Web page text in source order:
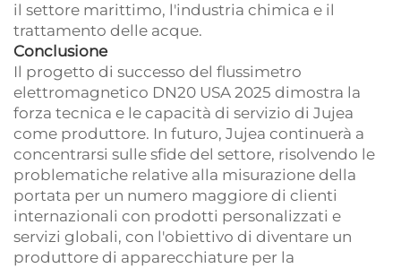
il settore marittimo, l'industria chimica e il
trattamento delle acque.
Conclusione
Il progetto di successo del flussimetro
elettromagnetico DN20 USA 2025 dimostra la
forza tecnica e le capacità di servizio di Jujea
come produttore. In futuro, Jujea continuerà a
concentrarsi sulle sfide del settore, risolvendo le
problematiche relative alla misurazione della
portata per un numero maggiore di clienti
internazionali con prodotti personalizzati e
servizi globali, con l'obiettivo di diventare un
produttore di apparecchiature per la